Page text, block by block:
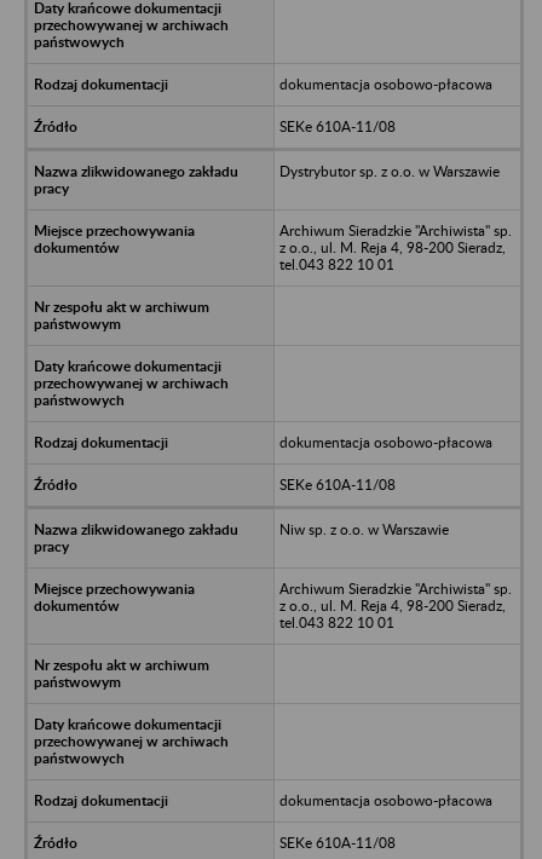
dokumentacja osobowo-płacowa
SEKe 610A-11/08
Dystrybutor sp. z o.o. w Warszawie
Archiwum Sieradzkie "Archiwista" sp.
z o.o., ul. M. Reja 4, 98-200 Sieradz,
tel.043 822 10 01
dokumentacja osobowo-płacowa
SEKe 610A-11/08
Niw sp. z o.o. w Warszawie
Archiwum Sieradzkie "Archiwista" sp.
z o.o., ul. M. Reja 4, 98-200 Sieradz,
tel.043 822 10 01
dokumentacja osobowo-płacowa
SEKe 610A-11/08